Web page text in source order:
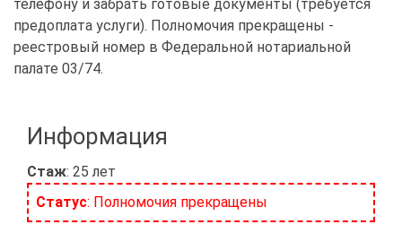
телефону и забрать готовые документы (требуется
предоплата услуги). Полномочия прекращены -
реестровый номер в Федеральной нотариальной
палате 03/74.
Информация
Стаж: 25 лет
Статус: Полномочия прекращены